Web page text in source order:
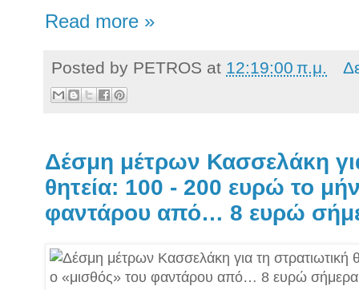
Read more »
Posted by PETROS at 12:19:00 π.μ.
Δέσμη μέτρων Κασσελάκη
θητεία: 100 - 200 ευρώ το
φαντάρου από… 8 ευρώ